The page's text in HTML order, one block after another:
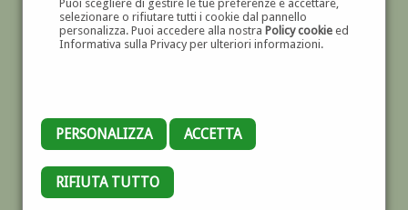
Puoi scegliere di gestire le tue preferenze e accettare,
selezionare o rifiutare tutti i cookie dal pannello
personalizza. Puoi accedere alla nostra Policy cookieed
Informativa sulla Privacy per ulteriori informazioni.
PERSONALIZZA ACCETTA
RIFIUTA TUTTO
ULISSE